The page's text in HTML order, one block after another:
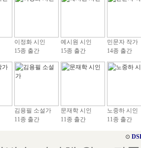
이정화 시인
15종 출간
예시원 시인
15종 출간
민문자 작가
14종 출간
김용필 소설가
11종 출간
문재학 시인
11종 출간
노중하 시인
11종 출간
⊙